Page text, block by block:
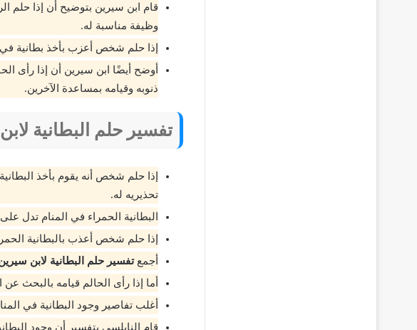
قام ابن سيرين بتوضيح أن إذا حلم
وظيفة مناسبة له.
إذا حلم شخص أعزب بأخذ بطانية
أوضح أيضًا ابن سيرين أن إذا رأى
ذنوبه وقيامه بمساعدة الآخرين.
تفسير حلم البطانية
إذا حلم شخص أنه يقوم بأخذ
تحذيريه له.
البطانية الحمراء في المنام
إذا حلم شخص أعذب بالبطانية
أجمعتفسير حلم البطانية لابن
أما إذا رأى الحالم قيامه بالبحث
أغلب تفاصير وجود البطانية في
قام النابلسي بتفسير أن وجود